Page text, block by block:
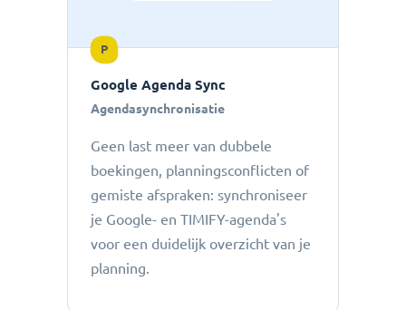
P
Google Agenda Sync
Agendasynchronisatie
Geen last meer van dubbele
boekingen, planningsconflicten of
gemiste afspraken: ​​synchroniseer
je Google- en TIMIFY-agenda's
voor een duidelijk overzicht van je
planning.